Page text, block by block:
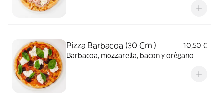
Pizza Barbacoa (30 Cm.)
10,50 €
Barbacoa, mozzarella, bacon y orégano